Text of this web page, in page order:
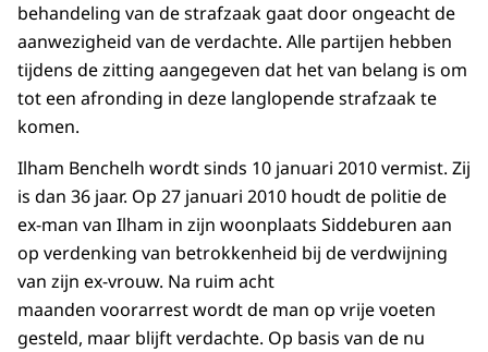
behandeling van de strafzaak gaat door ongeacht de
aanwezigheid van de verdachte. Alle partijen hebben
tijdens de zitting aangegeven dat het van belang is om
tot een afronding in deze langlopende strafzaak te
komen.
Ilham Benchelh wordt sinds 10 januari 2010 vermist. Zij
is dan 36 jaar. Op 27 januari 2010 houdt de politie de
ex-man van Ilham in zijn woonplaats Siddeburen aan
op verdenking van betrokkenheid bij de verdwijning
van zijn ex-vrouw. Na ruim acht
maanden voorarrest wordt de man op vrije voeten
gesteld, maar blijft verdachte. Op basis van de nu